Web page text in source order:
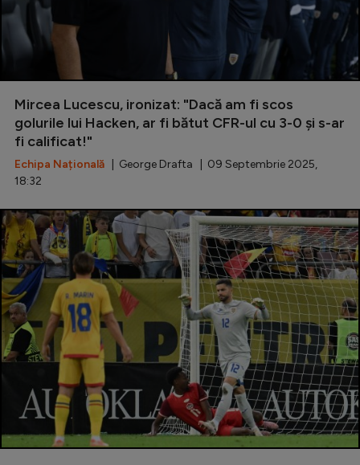
Mircea Lucescu, ironizat: "Dacă am fi scos
golurile lui Hacken, ar fi bătut CFR-ul cu 3-0 și s-ar
fi calificat!"
Echipa Națională | George Drafta | 09 Septembrie 2025,
18:32